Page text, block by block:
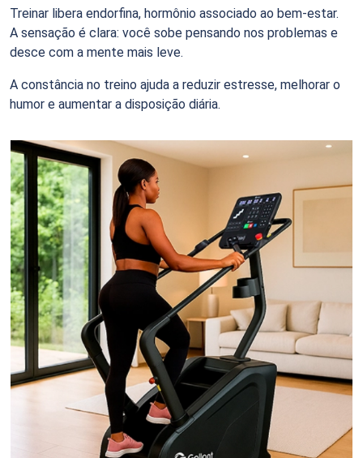
Treinar libera endorfina, hormônio associado ao bem-estar.
A sensação é clara: você sobe pensando nos problemas e
desce com a mente mais leve.
A constância no treino ajuda a reduzir estresse, melhorar o
humor e aumentar a disposição diária.